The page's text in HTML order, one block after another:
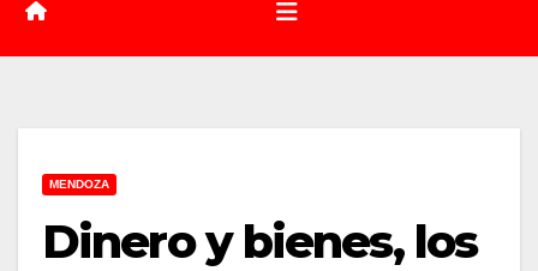
MENDOZA
Dinero y bienes, los